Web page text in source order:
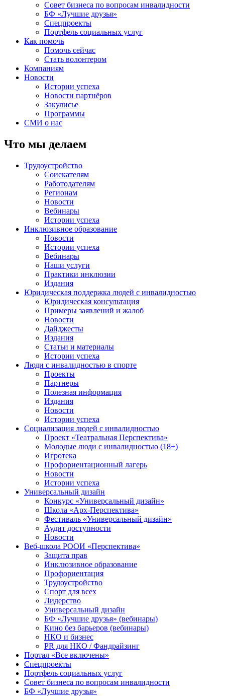
Совет бизнеса по вопросам инвалидности
БФ «Лучшие друзья»
Спецпроекты
Портфель социальных услуг
Как помочь
Помочь сейчас
Стать волонтером
Компаниям
Новости
Истории успеха
Новости партнёров
Закулисье
Программы
СМИ о нас
Что мы делаем
Трудоустройство
Соискателям
Работодателям
Регионам
Новости
Вебинары
Истории успеха
Инклюзивное образование
Новости
Истории успеха
Вебинары
Наши услуги
Практики инклюзии
Издания
Юридическая поддержка людей с инвалидностью
Юридическая консультация
Примеры заявлений и жалоб
Новости
Дайджесты
Издания
Статьи и материалы
Истории успеха
Люди с инвалидностью в спорте
Проекты
Партнеры
Полезная информация
Издания
Новости
Истории успеха
Социализация людей с инвалидностью
Проект «Театральная Перспектива»
Молодые люди с инвалидностью (18+)
Игротека
Профориентационный лагерь
Новости
Истории успеха
Универсальный дизайн
Конкурс «Универсальный дизайн»
Школа «Арх-Перспектива»
Фестиваль «Универсальный дизайн»
Аудит доступности
Новости
Веб-школа РООИ «Перспектива»
Защита прав
Инклюзивное образование
Профориентация
Трудоустройство
Спорт для всех
Лидерство
Универсальный дизайн
БФ «Лучшие друзья» (вебинары)
Кино без барьеров (вебинары)
НКО и бизнес
PR для НКО / Фандрайзинг
Портал «Все включены»
Спецпроекты
Портфель социальных услуг
Совет бизнеса по вопросам инвалидности
БФ «Лучшие друзья»